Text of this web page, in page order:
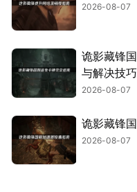
2026-08-07
诡影藏锋
与解决技巧
2026-08-07
诡影藏锋
2026-08-07